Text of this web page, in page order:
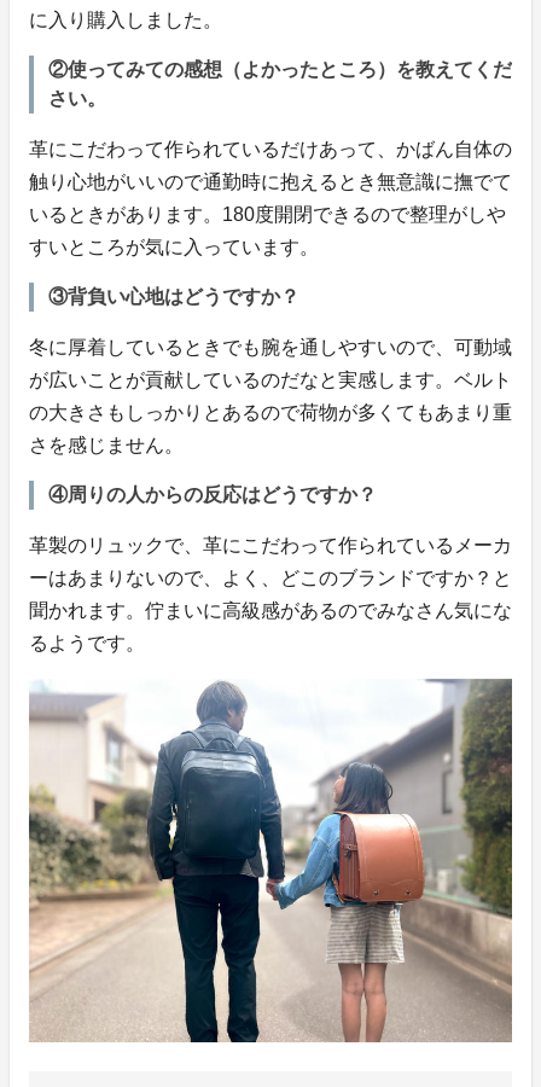
に入り購入しました。
②使ってみての感想（よかったところ）を教えてくだ
さい。
革にこだわって作られているだけあって、かばん自体の
触り心地がいいので通勤時に抱えるとき無意識に撫でて
いるときがあります。180度開閉できるので整理がしや
すいところが気に入っています。
③背負い心地はどうですか？
冬に厚着しているときでも腕を通しやすいので、可動域
が広いことが貢献しているのだなと実感します。ベルト
の大きさもしっかりとあるので荷物が多くてもあまり重
さを感じません。
④周りの人からの反応はどうですか？
革製のリュックで、革にこだわって作られているメーカ
ーはあまりないので、よく、どこのブランドですか？と
聞かれます。佇まいに高級感があるのでみなさん気にな
るようです。